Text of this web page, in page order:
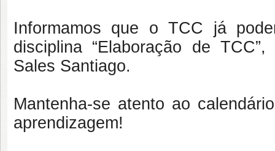
Informamos que o TCC já
disciplina “Elaboração de
Sales Santiago.
Mantenha-se atento ao
aprendizagem!